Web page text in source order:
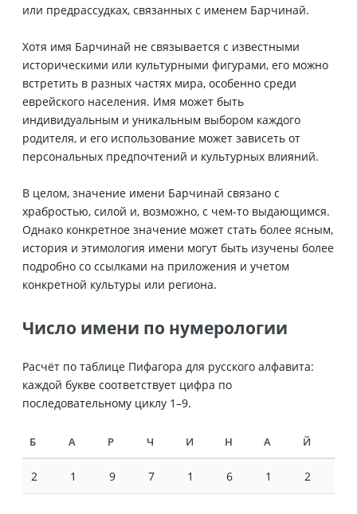
или предрассудках, связанных с именем Барчинай.
Хотя имя Барчинай не связывается с известными
историческими или культурными фигурами, его можно
встретить в разных частях мира, особенно среди
еврейского населения. Имя может быть
индивидуальным и уникальным выбором каждого
родителя, и его использование может зависеть от
персональных предпочтений и культурных влияний.
В целом, значение имени Барчинай связано с
храбростью, силой и, возможно, с чем-то выдающимся.
Однако конкретное значение может стать более ясным,
история и этимология имени могут быть изучены более
подробно со ссылками на приложения и учетом
конкретной культуры или региона.
Число имени по нумерологии
Расчёт по таблице Пифагора для русского алфавита:
каждой букве соответствует цифра по
последовательному циклу 1–9.
Б А Р Ч И Н А Й
2 1 9 7 1 6 1 2